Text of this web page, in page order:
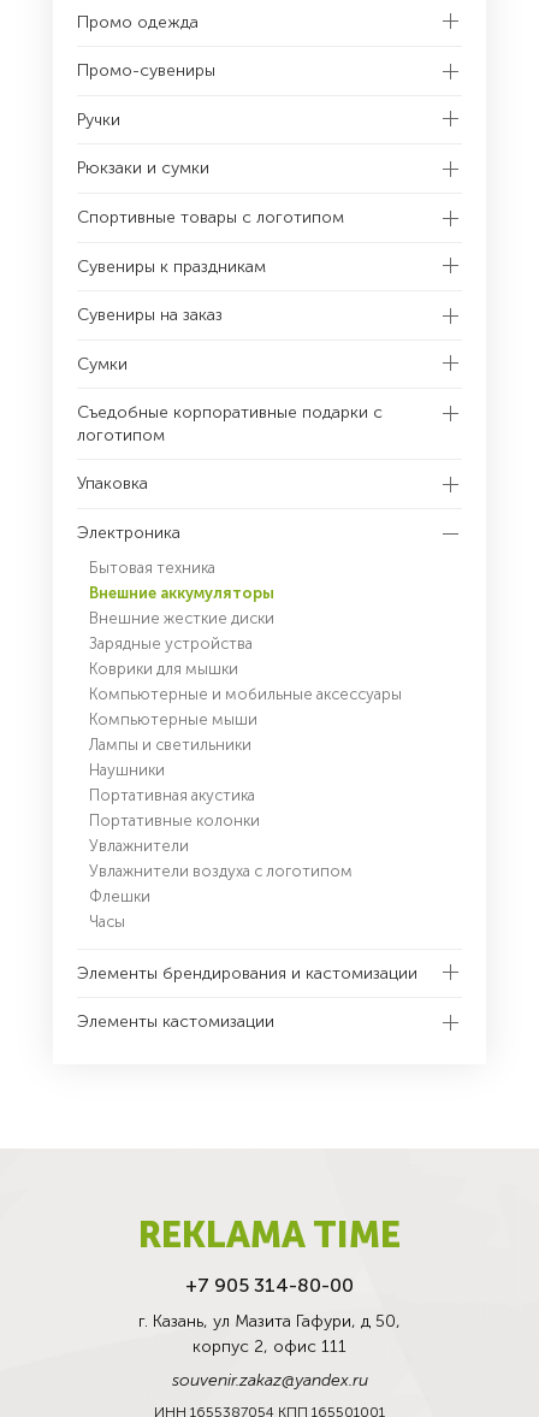
Промо одежда
Промо-сувениры
Ручки
Рюкзаки и сумки
Спортивные товары с логотипом
Сувениры к праздникам
Сувениры на заказ
Сумки
Съедобные корпоративные подарки с
логотипом
Упаковка
Электроника
Бытовая техника
Внешние аккумуляторы
Внешние жесткие диски
Зарядные устройства
Коврики для мышки
Компьютерные и мобильные аксессуары
Компьютерные мыши
Лампы и светильники
Наушники
Портативная акустика
Портативные колонки
Увлажнители
Увлажнители воздуха с логотипом
Флешки
Часы
Элементы брендирования и кастомизации
Элементы кастомизации
REKLAMA TIME
+7 905 314-80-00
г. Казань, ул Мазита Гафури, д 50,
корпус 2, офис 111
souvenir.zakaz@yandex.ru
ИНН 1655387054 КПП 165501001